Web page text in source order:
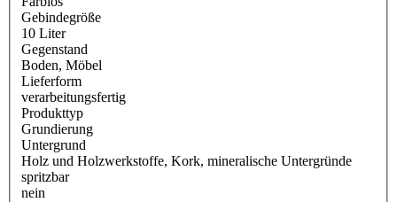
Gebindegröße
10 Liter
Gegenstand
Boden, Möbel
Lieferform
verarbeitungsfertig
Produkttyp
Grundierung
Untergrund
Holz und Holzwerkstoffe, Kork, mineralische Untergründe
spritzbar
nein